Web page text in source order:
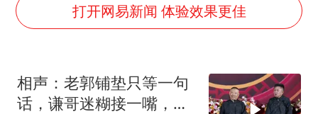
我国编制完成新版全月地质图
“深圳地面沉降致车辆损坏”不实
打开网易新闻 体验效果更佳
相声：老郭铺垫只等一句
话，谦哥迷糊接一嘴，包